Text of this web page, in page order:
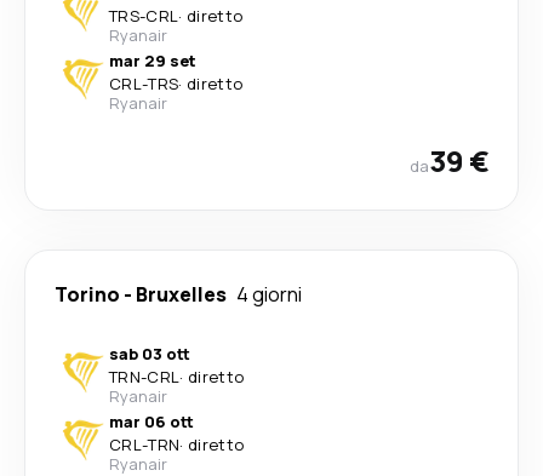
TRS-CRL· diretto
Ryanair
mar 29 set
CRL-TRS· diretto
Ryanair
da39 €
Torino - Bruxelles 4 giorni
sab 03 ott
TRN-CRL· diretto
Ryanair
mar 06 ott
CRL-TRN· diretto
Ryanair